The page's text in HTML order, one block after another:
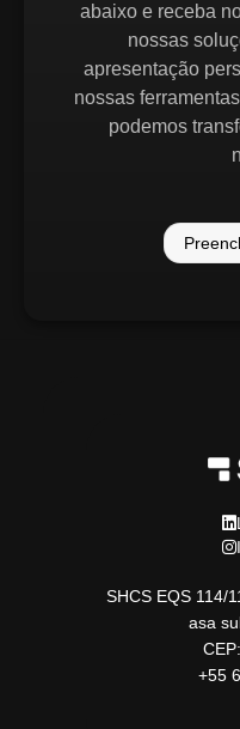
abaixo e receba
nossas
apresentação
nossas
podemos
SHCS EQS 114/
asa
+55